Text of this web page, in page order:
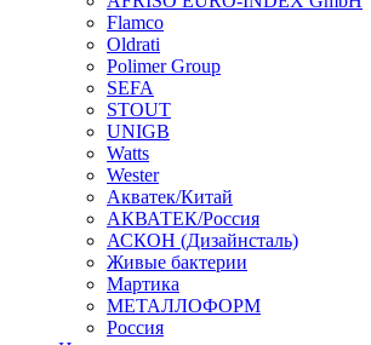
Flamco
Oldrati
Polimer Group
SEFA
STOUT
UNIGB
Watts
Wester
Акватек/Китай
АКВАТЕК/Россия
АСКОН (Дизайнсталь)
Живые бактерии
Мартика
МЕТАЛЛОФОРМ
Россия